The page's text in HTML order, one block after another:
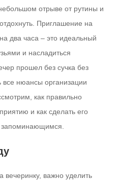
отрыве от рутины и
Приглашение на
два часа – это идеальный
и насладиться
прошел без сучка без
все нюансы организации
как правильно
и как сделать его
вечеринку, важно уделить